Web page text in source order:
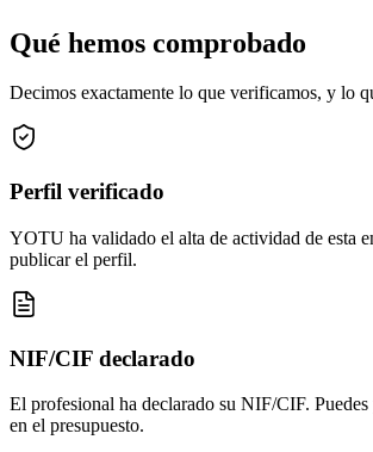
Qué hemos comprobado
Decimos exactamente lo que verificamos, y lo
Perfil verificado
YOTU ha validado el alta de actividad de esta
publicar el perfil.
NIF/CIF declarado
El profesional ha declarado su NIF/CIF.
en el presupuesto.